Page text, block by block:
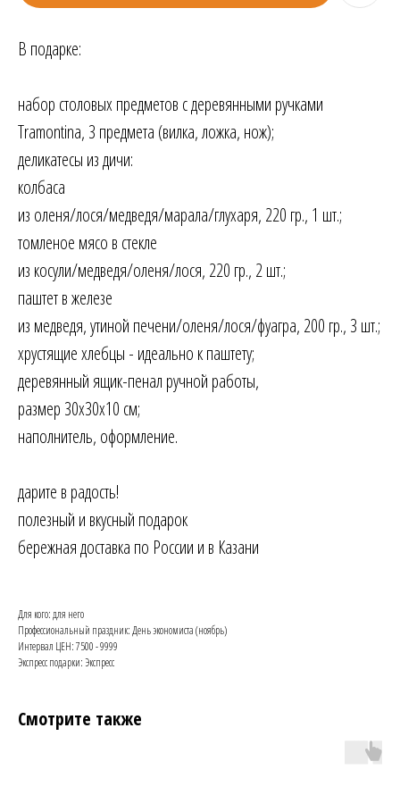
В подарке:
набор столовых предметов с деревянными ручками
Tramontina, 3 предмета (вилка, ложка, нож);
деликатесы из дичи:
колбаса
из оленя/лося/медведя/марала/глухаря, 220 гр., 1 шт.;
томленое мясо в стекле
из косули/медведя/оленя/лося, 220 гр., 2 шт.;
паштет в железе
из медведя, утиной печени/оленя/лося/фуагра, 200 гр., 3 шт.;
хрустящие хлебцы - идеально к паштету;
деревянный ящик-пенал ручной работы,
размер 30х30х10 см;
наполнитель, оформление.
дарите в радость!
полезный и вкусный подарок
бережная доставка по России и в Казани
Для кого: для него
Профессиональный праздник: День экономиста (ноябрь)
Интервал ЦЕН: 7500 - 9999
Экспресс подарки: Экспресс
Смотрите также